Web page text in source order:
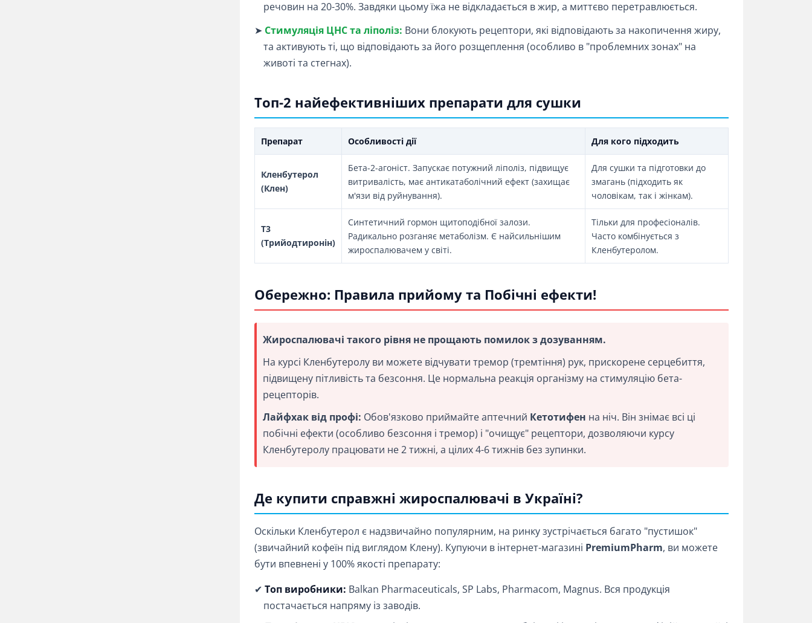
речовин на 20-30%. Завдяки цьому їжа не відкладається в жир, а миттєво перетравлюється.
➤ Стимуляція ЦНС та ліполіз: Вони блокують рецептори, які відповідають за накопичення жиру,
та активують ті, що відповідають за його розщеплення (особливо в "проблемних зонах" на
животі та стегнах).
Топ-2 найефективніших препарати для сушки
Препарат Особливості дії Для кого підходить
Кленбутерол
(Клен)
Бета-2-агоніст. Запускає потужний ліполіз, підвищує
витривалість, має антикатаболічний ефект (захищає
м'язи від руйнування).
Для сушки та підготовки до
змагань (підходить як
чоловікам, так і жінкам).
Т3
(Трийодтиронін)
Синтетичний гормон щитоподібної залози.
Радикально розганяє метаболізм. Є найсильнішим
жироспалювачем у світі.
Тільки для професіоналів.
Часто комбінується з
Кленбутеролом.
Обережно: Правила прийому та Побічні ефекти!
Жироспалювачі такого рівня не прощають помилок з дозуванням.
На курсі Кленбутеролу ви можете відчувати тремор (тремтіння) рук, прискорене серцебиття,
підвищену пітливість та безсоння. Це нормальна реакція організму на стимуляцію бета-
рецепторів.
Лайфхак від профі: Обов'язково приймайте аптечний Кетотифен на ніч. Він знімає всі ці
побічні ефекти (особливо безсоння і тремор) і "очищує" рецептори, дозволяючи курсу
Кленбутеролу працювати не 2 тижні, а цілих 4-6 тижнів без зупинки.
Де купити справжні жироспалювачі в Україні?
Оскільки Кленбутерол є надзвичайно популярним, на ринку зустрічається багато "пустишок"
(звичайний кофеїн під виглядом Клену). Купуючи в інтернет-магазині PremiumPharm, ви можете
бути впевнені у 100% якості препарату:
✔ Топ виробники: Balkan Pharmaceuticals, SP Labs, Pharmacom, Magnus. Вся продукція
постачається напряму із заводів.